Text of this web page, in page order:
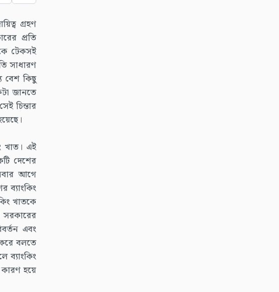
গ্রহণ
প্রতি
টেকসই
সাধারণ
বেশ কিছু
জানতে
চিন্তার
খাত। এই
দেশের
আগে
ব্যাংকিং
খাতকে
সরকারের
এবং
করে বলতে
ব্যাংকিং
হয়ে